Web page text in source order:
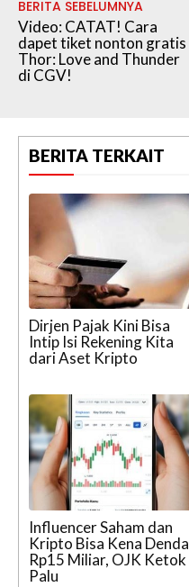
BERITA SEBELUMNYA
Video: CATAT! Cara
dapet tiket nonton gratis
Thor: Love and Thunder
di CGV!
BERITA TERKAIT
Dirjen Pajak Kini Bisa
Intip Isi Rekening Kita
dari Aset Kripto
Influencer Saham dan
Kripto Bisa Kena Denda
Rp15 Miliar, OJK Ketok
Palu